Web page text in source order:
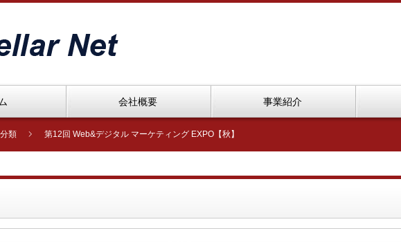
会社概要 事業紹介
類 第12回 Web&デジタル マーケティング EXPO【秋】